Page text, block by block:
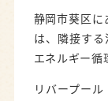
静岡市葵区に
は、隣接す
エネルギー循
リバープー